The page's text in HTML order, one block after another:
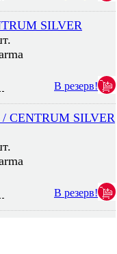
SILVER
В резерв!
SILVER
В резерв!